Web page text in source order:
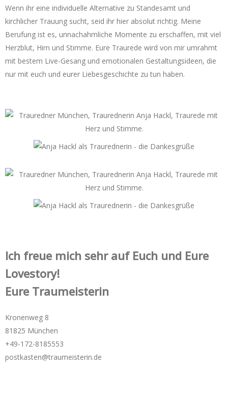
Wenn ihr eine individuelle Alternative zu Standesamt und
kirchlicher Trauung sucht, seid ihr hier absolut richtig. Meine
Berufung ist es, unnachahmliche Momente zu erschaffen, mit viel
Herzblut, Hirn und Stimme. Eure Traurede wird von mir umrahmt
mit bestem Live-Gesang und emotionalen Gestaltungsideen, die
nur mit euch und eurer Liebesgeschichte zu tun haben.
Ich freue mich sehr auf Euch und Eure
Lovestory!
Eure Traumeisterin
Kronenweg 8
81825 München
+49-172-­8185553
postkasten@traumeisterin.de